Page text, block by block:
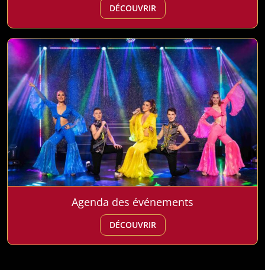
DÉCOUVRIR
Agenda des événements
DÉCOUVRIR